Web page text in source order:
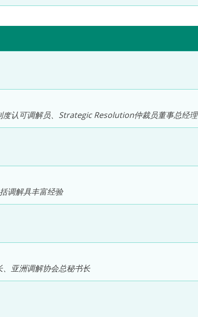
认可调解员、Strategic Resolution仲裁员董事总经理
调解具丰富经验
亚洲调解协会总秘书长